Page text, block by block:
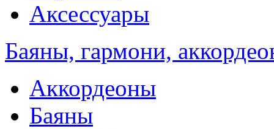
Аксессуары
Баяны, гармони,
Аккордеоны
Баяны